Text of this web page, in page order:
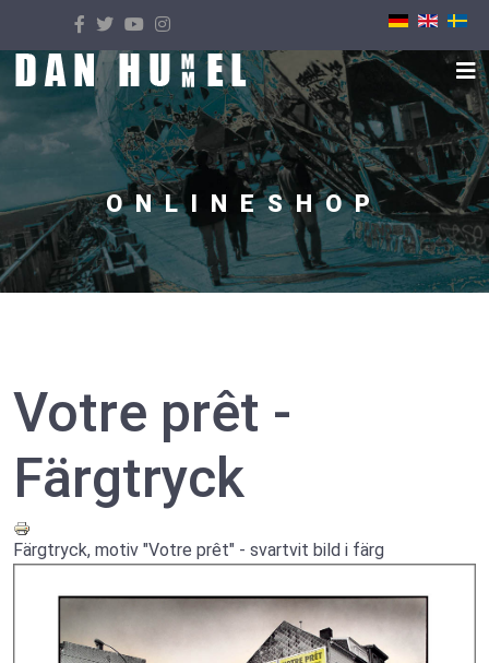
ONLINESHOP
Votre prêt -
Färgtryck
Färgtryck, motiv "Votre prêt" - svartvit bild i färg